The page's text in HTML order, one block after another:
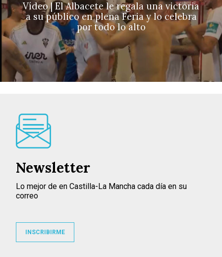
Vídeo | El Albacete le regala una victoria
a su público en plena Feria y lo celebra
por todo lo alto
Newsletter
Lo mejor de en Castilla-La Mancha cada día en su
correo
INSCRIBIRME